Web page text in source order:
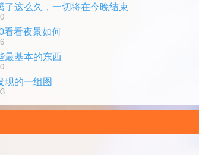
了这么久，一切将在今晚结束
看看夜景如何
最基本的东西
现的一组图